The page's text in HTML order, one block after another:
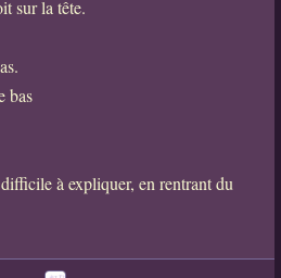
sur la tête.
bas
à expliquer, en rentrant du